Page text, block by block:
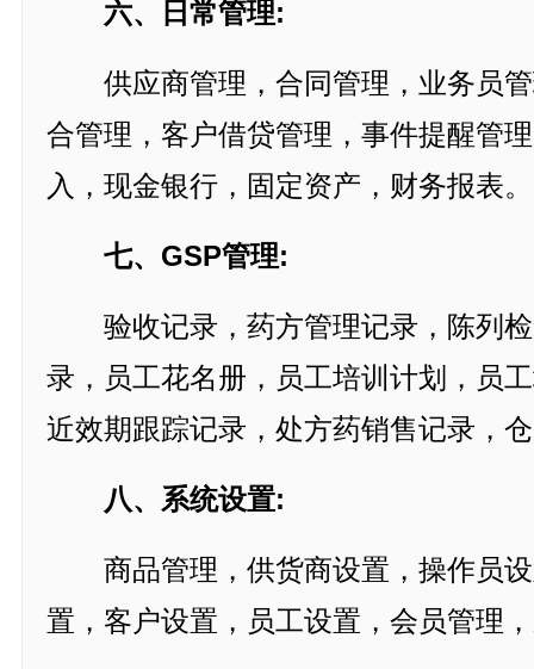
六、日常管理:
供应商管理，合同管理，业务员管
合管理，客户借贷管理，事件提醒管
入，现金银行，固定资产，财务报表。
七、GSP管理:
验收记录，药方管理记录，陈列检
录，员工花名册，员工培训计划，员
近效期跟踪记录，处方药销售记录，
八、系统设置:
商品管理，供货商设置，操作员设
置，客户设置，员工设置，会员管理